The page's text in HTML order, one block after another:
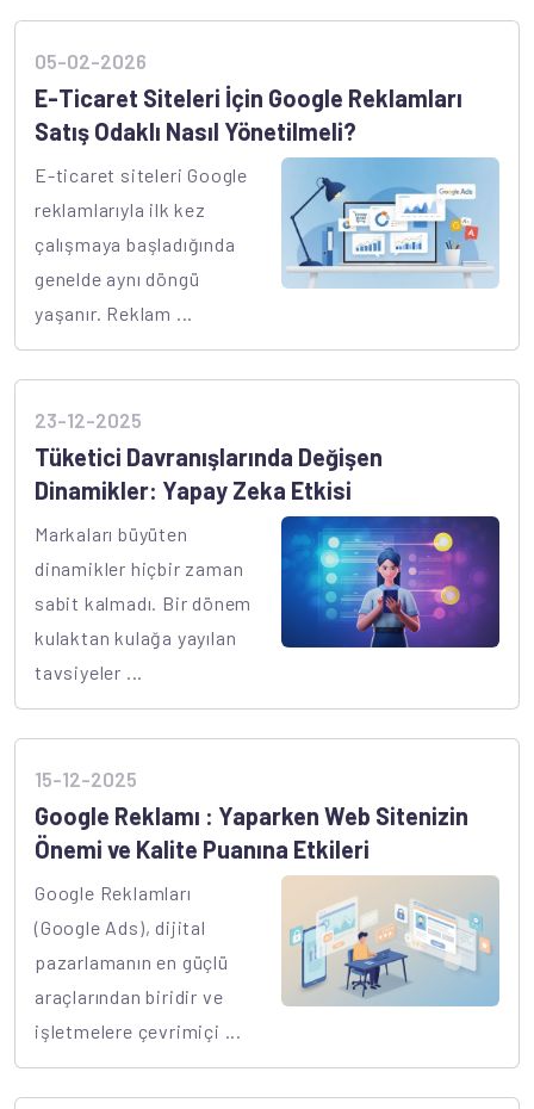
05-02-2026
E-Ticaret Siteleri İçin Google Reklamları
Satış Odaklı Nasıl Yönetilmeli?
E-ticaret siteleri Google
reklamlarıyla ilk kez
çalışmaya başladığında
genelde aynı döngü
yaşanır. Reklam ...
23-12-2025
Tüketici Davranışlarında Değişen
Dinamikler: Yapay Zeka Etkisi
Markaları büyüten
dinamikler hiçbir zaman
sabit kalmadı. Bir dönem
kulaktan kulağa yayılan
tavsiyeler ...
15-12-2025
Google Reklamı : Yaparken Web Sitenizin
Önemi ve Kalite Puanına Etkileri
Google Reklamları
(Google Ads), dijital
pazarlamanın en güçlü
araçlarından biridir ve
işletmelere çevrimiçi ...